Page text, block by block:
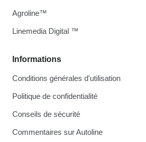
Informations
Conditions générales d'utilisation
Politique de confidentialité
Conseils de sécurité
Commentaires sur Autoline
Agroline™
Linemedia Digital ™